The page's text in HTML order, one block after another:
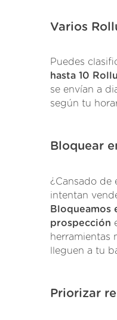
Varios
Puedes
hasta 10
se envían a
según tu
Bloquear
¿Cansado de
intentan
Bloqueamos
prospección
herramientas
lleguen a tu
Priorizar